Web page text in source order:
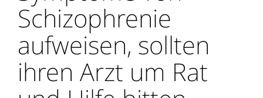
Schizophrenie
aufweisen, sollten
ihren Arzt um Rat